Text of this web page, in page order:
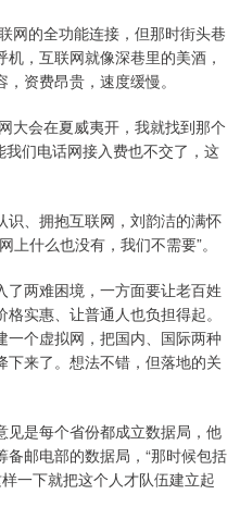
网的全功能连接，但那时街头巷
，互联网就像深巷里的美酒，
资费昂贵，速度缓慢。
大会在夏威夷开，我就找到那个
们电话网接入费也不交了，这
识、拥抱互联网，刘韵洁的满怀
上什么也没有，我们不需要”。
两难困境，一方面要让老百姓
实惠、让普通人也负担得起。
一个虚拟网，把国内、国际两种
下来了。想法不错，但落地的关
见是每个省份都成立数据局，他
邮电部的数据局，“那时候包括
一下就把这个人才队伍建立起